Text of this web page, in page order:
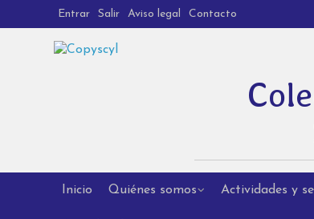
Entrar Salir Aviso legal Contacto
Inicio Quiénes somos Actividades y